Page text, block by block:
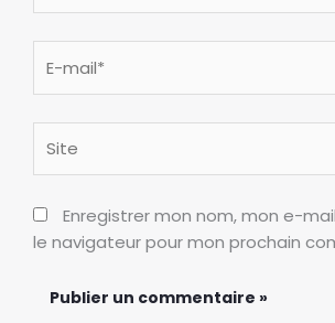
mail*
Enregistrer mon nom, mon e-
le navigateur pour mon prochain